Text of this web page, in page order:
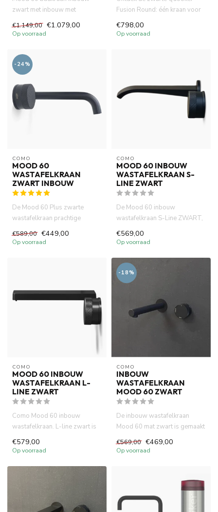
zwart met inbouw met
Incl. ...
€1.149,00 €1.079,00
Op voorraad
Fusion Round: één kraan voor
€798,00
Op voorraad
-24%
COMO
MOOD 60
WASTAFELKRAAN
ZWART INBOUW
De Mood 60 Plus zwarte
wastafelkraan prachtige
...
€589,00 €449,00
Op voorraad
COMO
MOOD 60 INBOUW
WASTAFELKRAAN S-
LINE ZWART
De Mood 60 inbouw
wastafelkraan S-Line ZWART,
messing. ...
€569,00
Op voorraad
COMO
MOOD 60 INBOUW
WASTAFELKRAAN L-
LINE ZWART
Como Mood 60 inbouw
wastafelkraan. L-line zwart is
mm...
€579,00
Op voorraad
-18%
COMO
INBOUW
WASTAFELKRAAN
MOOD 60 ZWART
De inbouw wastafelkraan
Mood 60 mat zwart is gemaakt
€569,00 €469,00
Op voorraad